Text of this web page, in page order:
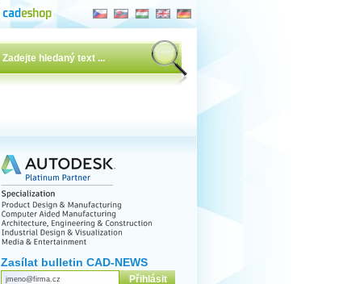
Zasílat bulletin CAD-NEWS